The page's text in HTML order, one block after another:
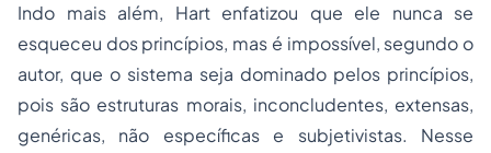
Indo mais além, Hart enfatizou que ele nunca se
esqueceu dos princípios, mas é impossível, segundo o
autor, que o sistema seja dominado pelos princípios,
pois são estruturas morais, inconcludentes, extensas,
genéricas, não específicas e subjetivistas. Nesse